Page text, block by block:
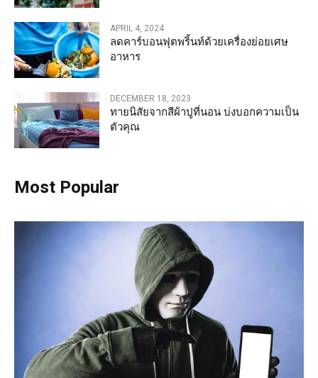
APRIL 4, 2024
ลดคาร์บอนฟุตพริ้นท์ด้วยเครื่องย่อยเศษ
อาหาร
DECEMBER 18, 2023
ทายนิสัยจากสีผ้าปูที่นอน บ่งบอกความเป็น
ตัวคุณ
Most Popular